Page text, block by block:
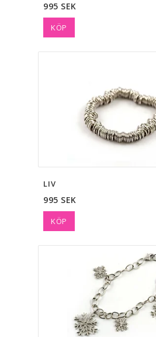
995 SEK
KÖP
LIV
995 SEK
KÖP